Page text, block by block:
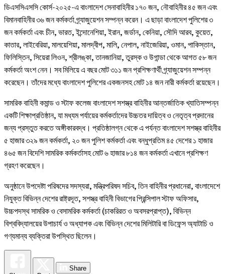
ডিএসসিএসসি কোর্স-২০২৫-এ বাংলাদেশ সেনাবাহিনীর ১৭০ জন, নৌবাহিনীর ৪৫ জন এবং
বিমানবাহিনীর ৩৬ জন কর্মকর্তা গ্র্যাজুয়েশন সম্পন্ন করেন। এ ছাড়া বাংলাদেশ পুলিশের ৩
জন কর্মকর্তা এবং চীন, ভারত, ইন্দোনেশিয়া, ইরান, জর্ডান, কেনিয়া, সৌদি আরব, কুয়েত,
কাতার, লাইবেরিয়া, মালয়েশিয়া, মালদ্বীপ, মালি, নেপাল, নাইজেরিয়া, ওমান, পাকিস্তান,
ফিলিস্তিন, সিয়েরা লিওন, শ্রীলঙ্কা, তানজানিয়া, তুরস্ক ও উগান্ডা থেকে আগত ৫৮ জন
কর্মকর্তা অংশ নেন। সব মিলিয়ে এ বছর মোট ৩১১ জন প্রশিক্ষণার্থী গ্র্যাজুয়েশন সম্পন্ন
করেছেন। তাঁদের মধ্যে বাংলাদেশ পুলিশের একজনসহ মোট ১৪ জন নারী কর্মকর্তা রয়েছেন।
সামরিক বাহিনী কমান্ড ও স্টাফ কলেজ বাংলাদেশ সশস্ত্র বাহিনীর আন্তর্জাতিক খ্যাতিসম্পন্ন
একটি শিক্ষাপ্রতিষ্ঠান, যা মধ্যম পর্যায়ের কর্মকর্তাদের উচ্চতর দায়িত্ব ও নেতৃত্ব প্রদানের
জন্য প্রস্তুত করতে অঙ্গীকারবদ্ধ। প্রতিষ্ঠালগ্ন থেকে এ পর্যন্ত বাংলাদেশ সশস্ত্র বাহিনীর
৫ হাজার ৩২৯ জন কর্মকর্তা, ২০ জন পুলিশ কর্মকর্তা এবং বন্ধুপ্রতিম ৪৫ দেশের ১ হাজার
৪৬৫ জন বিদেশি সামরিক কর্মকর্তাসহ মোট ৬ হাজার ৮১৪ জন কর্মকর্তা এখানে প্রশিক্ষণ
গ্রহণ করেছেন।
অনুষ্ঠানে উপদেষ্টা পরিষদের সদস্যরা, মন্ত্রিপরিষদ সচিব, তিন বাহিনীর প্রধানেরা, বাংলাদেশে
নিযুক্ত বিভিন্ন দেশের রাষ্ট্রদূত, সশস্ত্র বাহিনী বিভাগের প্রিন্সিপাল স্টাফ অফিসার,
উচ্চপদস্থ সামরিক ও বেসামরিক কর্মকর্তা (চাকরিরত ও অবসরপ্রাপ্ত), বিভিন্ন
বিশ্ববিদ্যালয়ের উপাচার্য ও অধ্যাপক এবং বিভিন্ন দেশের মিলিটারি বা ডিফেন্স অ্যাটাচি ও
গণ্যমান্য ব্যক্তিরা উপস্থিত ছিলেন।
Share